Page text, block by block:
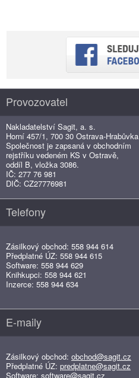
Provozovatel
Nakladatelství Sagit, a. s.
Horní 457/1, 700 30 Ostrava-Hrabůvka
Společnost je zapsaná v obchodním
rejstříku vedeném KS v Ostravě,
oddíl B, vložka 3086.
IČ: 277 76 981
DIČ: CZ27776981
Telefony
Zásilkový obchod: 558 944 614
Předplatné ÚZ: 558 944 615
Software: 558 944 629
Knihkupci: 558 944 621
Inzerce: 558 944 634
E-maily
Zásilkový obchod: obchod@sagit.cz
Předplatné ÚZ: predplatne@sagit.cz
Software: software@sagit.cz